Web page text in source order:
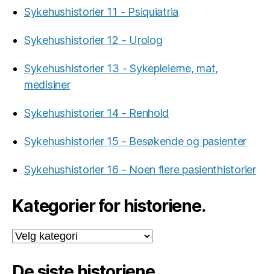
Sykehushistorier 11 - Psiquiatria
Sykehushistorier 12 - Urolog
Sykehushistorier 13 - Sykepleierne, mat,
medisiner
Sykehushistorier 14 - Renhold
Sykehushistorier 15 - Besøkende og pasienter
Sykehushistorier 16 - Noen flere pasienthistorier
Kategorier for historiene.
Kategorier
for